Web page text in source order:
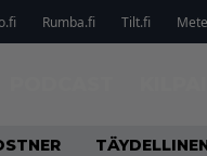
Rumba.fi Tilt.fi